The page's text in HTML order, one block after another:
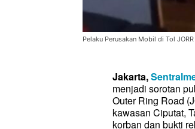
Pelaku Perusakan Mobil di Tol
Jakarta,
menjadi sorotan
Outer Ring Road
kawasan Ciputat,
korban dan bukti